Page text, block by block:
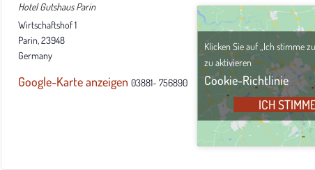
Hotel Gutshaus Parin
Wirtschaftshof 1
Parin 23948
Germany
Google-Karte anzeigen 03881- 756890
Klicken Sie auf „Ich stimme
zu aktivieren
Cookie-Richtlinie
ICH